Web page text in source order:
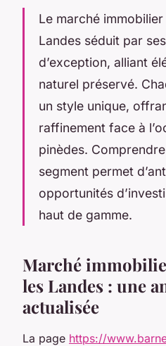
Le marché
Landes séduit par
d’exception, alliant
naturel préservé.
un style unique,
raffinement face à
pinèdes.
segment permet
opportunités
haut de gamme.
Marché
les Landes : une
actualisée
La page https://